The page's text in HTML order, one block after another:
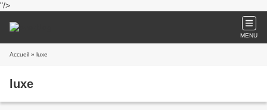
"/>
MENU
Accueil » luxe
luxe